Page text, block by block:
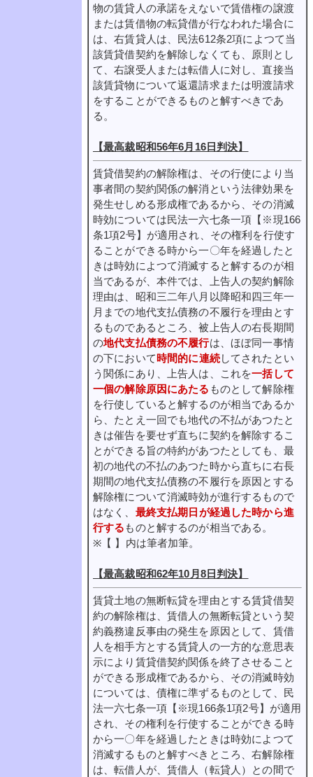
物の賃貸人の承諾をえないで賃借権の譲渡
または賃借物の転貸借が行なわれた場合に
は、右賃貸人は、民法612条2項によつて当
該賃貸借契約を解除しなくても、原則とし
て、右譲受人または転借人に対し、直接当
該賃貸物について返還請求または明渡請求
をすることができるものと解すべきであ
る。
【最高裁昭和56年6月16日判決】
賃貸借契約の解除権は、その行使により当
事者間の契約関係の解消という法律効果を
発生せしめる形成権であるから、その消滅
時効については民法一六七条一項【※現166
条1項2号】が適用され、その権利を行使す
ることができる時から一〇年を経過したと
きは時効によつて消滅すると解するのが相
当であるが、本件では、上告人の契約解除
理由は、昭和三二年八月以降昭和四三年一
月までの地代支払債務の不履行を理由とす
るものであるところ、被上告人の右長期間
の地代支払債務の不履行は、ほぼ同一事情
の下において時間的に連続してされたとい
う関係にあり、上告人は、これを一括して
一個の解除原因にあたる ものとして解除権
を行使していると解するのが相当であるか
ら、たとえ一回でも地代の不払があつたと
きは催告を要せず直ちに契約を解除するこ
とができる旨の特約があつたとしても、最
初の地代の不払のあつた時から直ちに右長
期間の地代支払債務の不履行を原因とする
解除権について消滅時効が進行するもので
はなく、 最終支払期日が経過した時から進
行する ものと解するのが相当である。
※【 】内は筆者加筆。
【最高裁昭和62年10月8日判決】
賃貸土地の無断転貸を理由とする賃貸借契
約の解除権は、賃借人の無断転貸という契
約義務違反事由の発生を原因として、賃借
人を相手方とする賃貸人の一方的な意思表
示により賃貸借契約関係を終了させること
ができる形成権であるから、その消滅時効
については、債権に準ずるものとして、民
法一六七条一項【※現166条1項2号】が適用
され、その権利を行使することができる時
から一〇年を経過したときは時効によつて
消滅するものと解すべきところ、右解除権
は、転借人が、賃借人（転貸人）との間で